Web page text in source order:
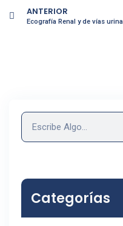
ANTERIOR
Ecografía Renal y de vías
Categorías